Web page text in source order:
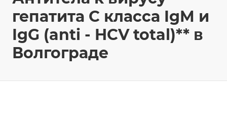
гепатита C класса IgM и
IgG (anti - HCV total)** в
Волгограде